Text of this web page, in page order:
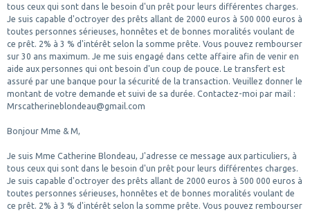
tous ceux qui sont dans le besoin d'un prêt pour leurs différentes charges.
Je suis capable d'octroyer des prêts allant de 2000 euros à 500 000 euros à
toutes personnes sérieuses, honnêtes et de bonnes moralités voulant de
ce prêt. 2% à 3 % d'intérêt selon la somme prête. Vous pouvez rembourser
sur 30 ans maximum. Je me suis engagé dans cette affaire afin de venir en
aide aux personnes qui ont besoin d'un coup de pouce. Le transfert est
assuré par une banque pour la sécurité de la transaction. Veuillez donner le
montant de votre demande et suivi de sa durée. Contactez-moi par mail :
Mrscatherineblondeau@gmail.com
Bonjour Mme & M,
Je suis Mme Catherine Blondeau, J'adresse ce message aux particuliers, à
tous ceux qui sont dans le besoin d'un prêt pour leurs différentes charges.
Je suis capable d'octroyer des prêts allant de 2000 euros à 500 000 euros à
toutes personnes sérieuses, honnêtes et de bonnes moralités voulant de
ce prêt. 2% à 3 % d'intérêt selon la somme prête. Vous pouvez rembourser